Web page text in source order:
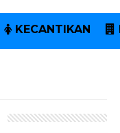
KECANTIKAN